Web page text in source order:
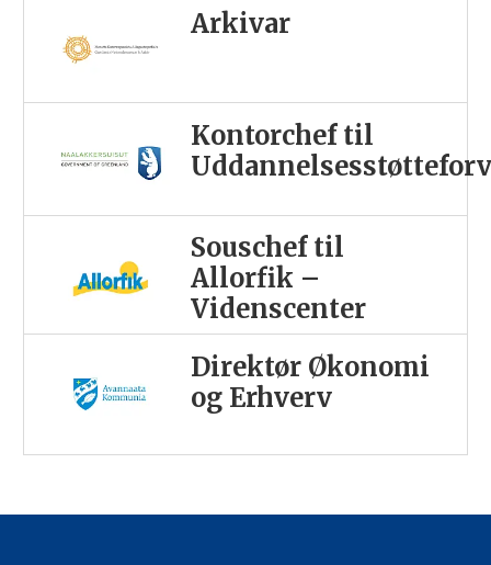
Arkivar
Kontorchef til
Souschef til
Allorfik –
Videnscenter
Direktør Økonomi
og Erhverv